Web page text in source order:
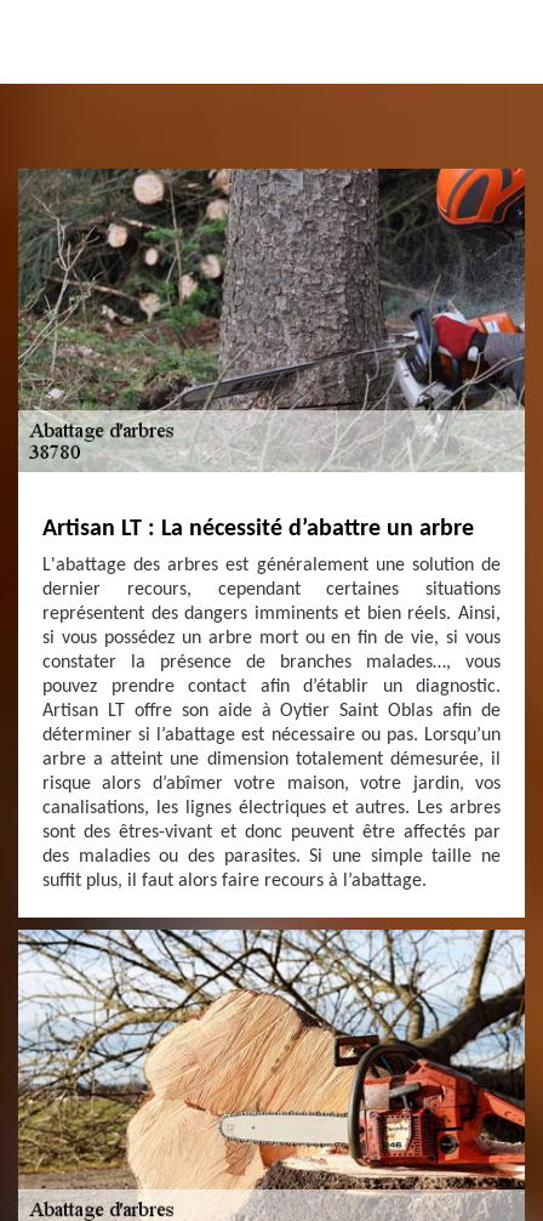
Artisan LT : La nécessité d’abattre un arbre
L'abattage des arbres est généralement une solution de
dernier recours, cependant certaines situations
représentent des dangers imminents et bien réels. Ainsi,
si vous possédez un arbre mort ou en fin de vie, si vous
constater la présence de branches malades…, vous
pouvez prendre contact afin d’établir un diagnostic.
Artisan LT offre son aide à Oytier Saint Oblas afin de
déterminer si l’abattage est nécessaire ou pas. Lorsqu’un
arbre a atteint une dimension totalement démesurée, il
risque alors d’abîmer votre maison, votre jardin, vos
canalisations, les lignes électriques et autres. Les arbres
sont des êtres-vivant et donc peuvent être affectés par
des maladies ou des parasites. Si une simple taille ne
suffit plus, il faut alors faire recours à l’abattage.